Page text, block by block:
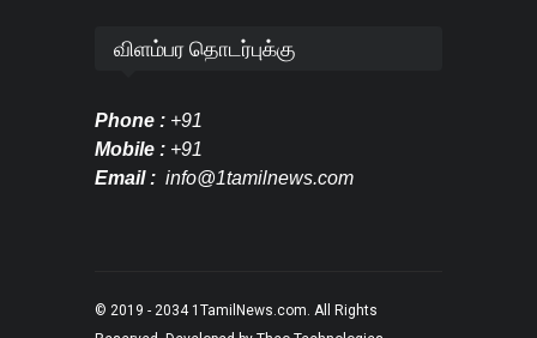
விளம்பர தொடர்புக்கு
Phone : +91
Mobile : +91
Email : info@1tamilnews.com
© 2019 - 2034 1TamilNews.com . All Rights